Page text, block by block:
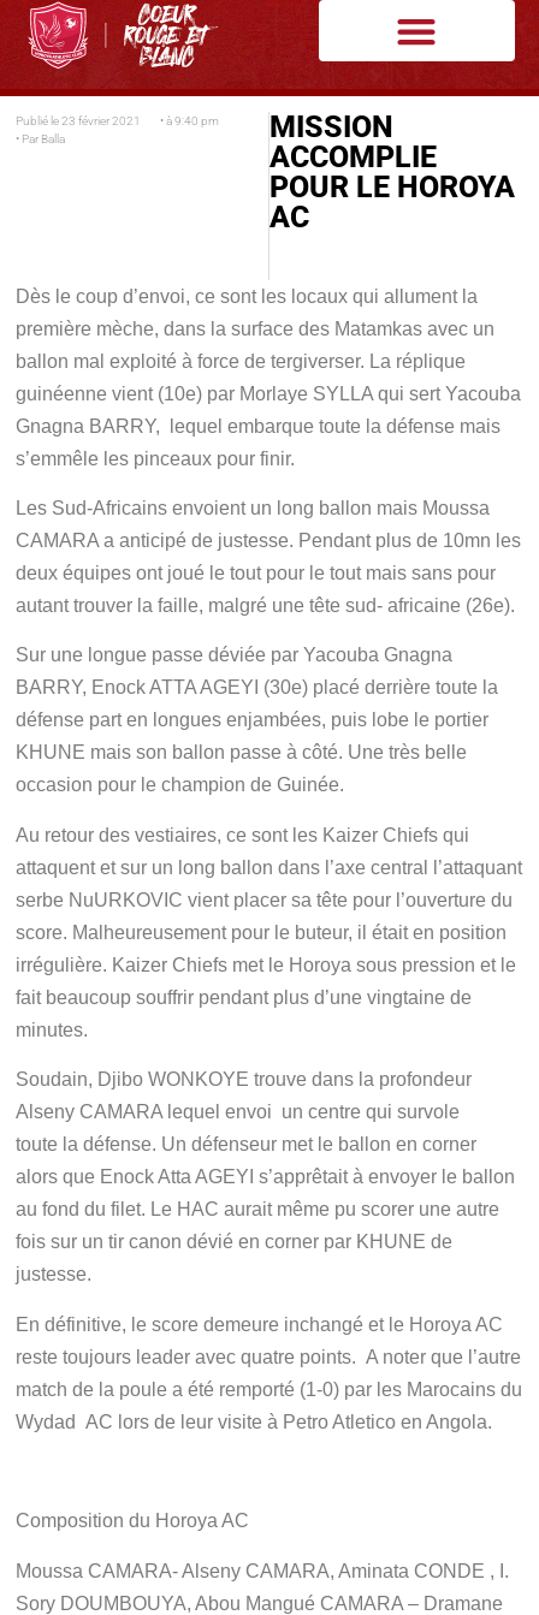
Publié le 23 février 2021 • à 9:40 pm
• Par Balla
MISSION
ACCOMPLIE
POUR LE HOROYA
AC
Dès le coup d’envoi, ce sont les locaux qui allument la
première mèche, dans la surface des Matamkas avec un
ballon mal exploité à force de tergiverser. La réplique
guinéenne vient (10e) par Morlaye SYLLA qui sert Yacouba
Gnagna BARRY, lequel embarque toute la défense mais
s’emmêle les pinceaux pour finir.
Les Sud-Africains envoient un long ballon mais Moussa
CAMARA a anticipé de justesse. Pendant plus de 10mn les
deux équipes ont joué le tout pour le tout mais sans pour
autant trouver la faille, malgré une tête sud- africaine (26e).
Sur une longue passe déviée par Yacouba Gnagna
BARRY, Enock ATTA AGEYI (30e) placé derrière toute la
défense part en longues enjambées, puis lobe le portier
KHUNE mais son ballon passe à côté. Une très belle
occasion pour le champion de Guinée.
Au retour des vestiaires, ce sont les Kaizer Chiefs qui
attaquent et sur un long ballon dans l’axe central l’attaquant
serbe NuURKOVIC vient placer sa tête pour l’ouverture du
score. Malheureusement pour le buteur, il était en position
irrégulière. Kaizer Chiefs met le Horoya sous pression et le
fait beaucoup souffrir pendant plus d’une vingtaine de
minutes.
Soudain, Djibo WONKOYE trouve dans la profondeur
Alseny CAMARA lequel envoi un centre qui survole
toute la défense. Un défenseur met le ballon en corner
alors que Enock Atta AGEYI s’apprêtait à envoyer le ballon
au fond du filet. Le HAC aurait même pu scorer une autre
fois sur un tir canon dévié en corner par KHUNE de
justesse.
En définitive, le score demeure inchangé et le Horoya AC
reste toujours leader avec quatre points. A noter que l’autre
match de la poule a été remporté (1-0) par les Marocains du
Wydad AC lors de leur visite à Petro Atletico en Angola.
Composition du Horoya AC
Moussa CAMARA- Alseny CAMARA, Aminata CONDE , I.
Sory DOUMBOUYA, Abou Mangué CAMARA – Dramane